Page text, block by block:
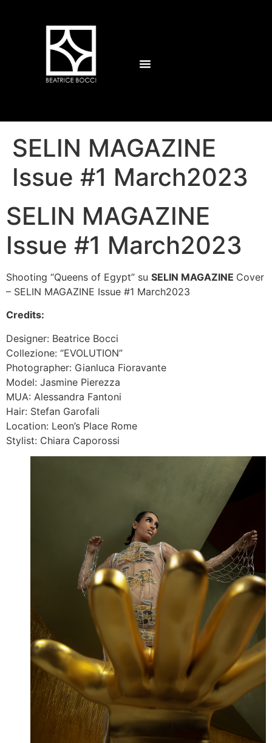
SELIN MAGAZINE
Issue #1 March2023
SELIN MAGAZINE
Issue #1 March2023
Shooting “Queens of Egypt” su SELIN MAGAZINE Cover
– SELIN MAGAZINE Issue #1 March2023
Credits:
Designer: Beatrice Bocci
Collezione: “EVOLUTION”
Photographer: Gianluca Fioravante
Model: Jasmine Pierezza
MUA: Alessandra Fantoni
Hair: Stefan Garofali
Location: Leon’s Place Rome
Stylist: Chiara Caporossi